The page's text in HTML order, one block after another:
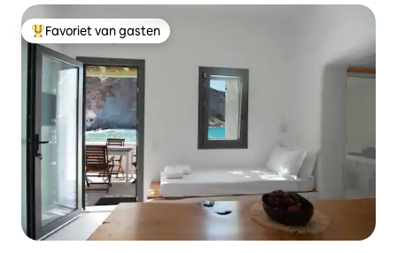
Topfavoriet van gasten
Favoriet van gasten